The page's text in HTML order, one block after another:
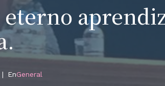
EnGeneral